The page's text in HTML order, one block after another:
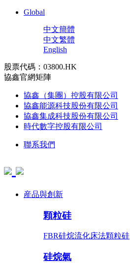
Global
中文簡體
中文繁體
English
股票代碼：03800.HK
協鑫官網矩陣
協鑫（集團）控股有限公司
協鑫能源科技股份有限公司
協鑫集成科技股份有限公司
時代數字控股有限公司
聯系我們
産品與創新
顆粒硅
FBR硅烷流化床法顆粒硅
硅烷氣